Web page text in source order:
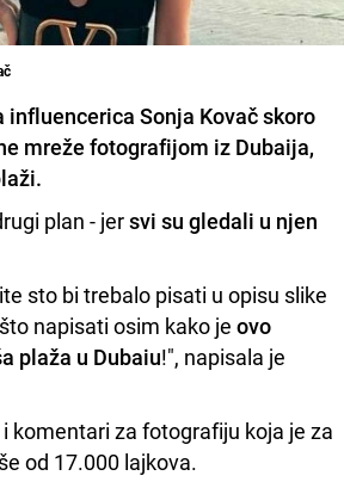
influencerica Sonja Kovačskoro
mreže fotografijom iz Dubaija,
plan - jersvi su gledali u njen
sto bi trebalo pisati u opisu slike
napisati osim kako je ovo
plaža u Dubaiu!", napisala je
komentari za fotografiju koja je za
od 17.000 lajkova.